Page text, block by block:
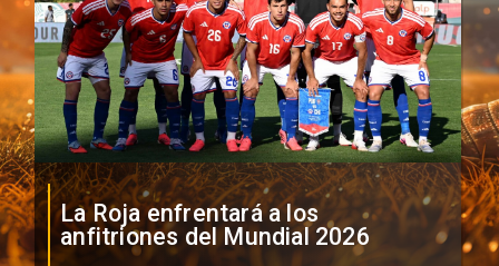
La Roja enfrentará a los
anfitriones del Mundial 2026